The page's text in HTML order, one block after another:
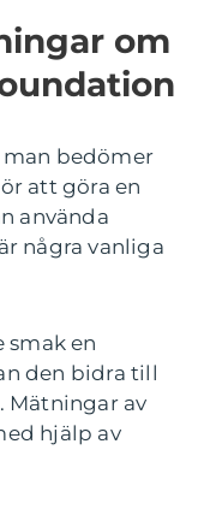
om
man bedömer
att göra en
använda
några vanliga
smak en
den bidra till
Mätningar av
hjälp av